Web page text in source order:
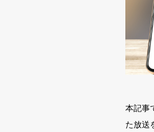
本記事
た放送